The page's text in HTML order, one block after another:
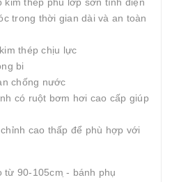
trong thời gian dài và an toàn
thép chịu lực
bi
chống nước
có ruột bơm hơi cao cấp giúp
cao thấp để phù hợp với
từ 90-105cm ̣- bánh phụ